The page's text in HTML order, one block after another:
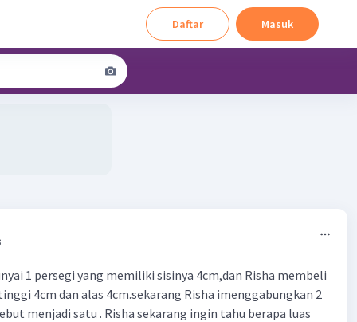
Daftar Masuk
1 persegi yang memiliki sisinya 4cm,dan Risha membeli
4cm dan alas 4cm.sekarang Risha imenggabungkan 2
menjadi satu . Risha sekarang ingin tahu berapa luas